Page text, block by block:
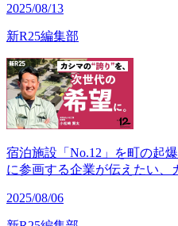
2025/08/13
新R25編集部
宿泊施設「No.12」を町の起
に参画する企業が伝えたい、
2025/08/06